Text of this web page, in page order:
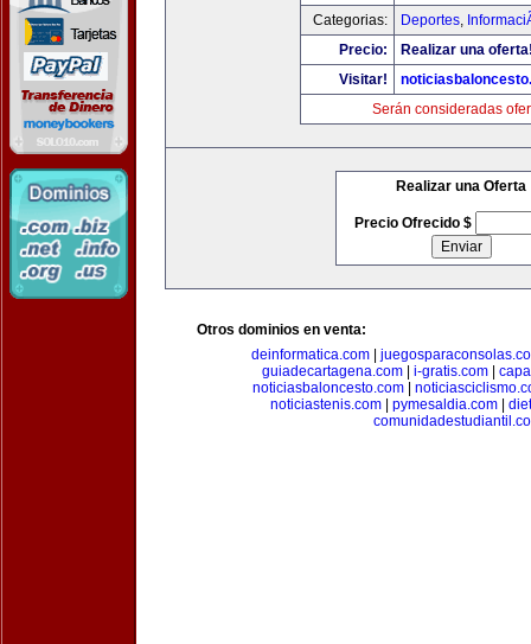
Categorias:
Deportes,
Precio:
Realizar una
Visitar!
Serán consideradas
Realizar una Oferta
Precio Ofrecido $
Otros dominios en venta:
deinformatica.com
guiadecartagena.com| i-gratis.com|
noticiasbaloncesto.com
noticiastenis.com
pymesaldia.com